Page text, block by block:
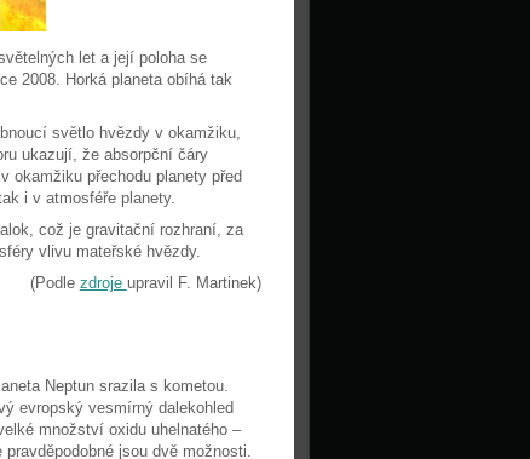
let a její poloha se
2008. Horká planeta obíhá tak
světlo hvězdy v okamžiku,
ukazují, že absorpční čáry
okamžiku přechodu planety před
i v atmosféře planety.
což je gravitační rozhraní, za
vlivu mateřské hvězdy.
(Podle zdroje upravil F. Martinek)
Neptun srazila s kometou.
evropský vesmírný dalekohled
množství oxidu uhelnatého –
jsou dvě možnosti.